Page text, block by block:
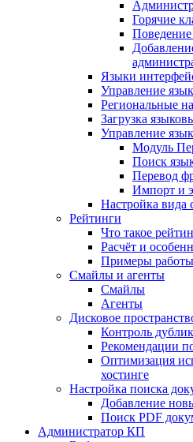
Горячие
Языки
Управление
Региональные
Загрузка
Управление
Mодуль
Поиск
Перевод
Импорт и
Настройка
Рейтинги
Что такое
Расчёт и
Примеры работы
Смайлы и агенты
Смайлы
Агенты
Дисковое
Контроль
Рекомендации
Оптимизация
хостинге
Настройка поиска
Добавление
Поиск PDF
Администратор КП